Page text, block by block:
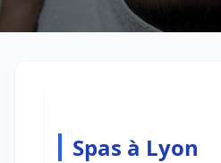
Spas à Lyon